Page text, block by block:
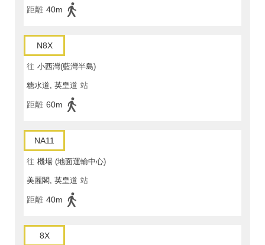
距離 40m
N8X
往 小西灣(藍灣半島)
糖水道, 英皇道 站
距離 60m
NA11
往 機場 (地面運輸中心)
美麗閣, 英皇道 站
距離 40m
8X